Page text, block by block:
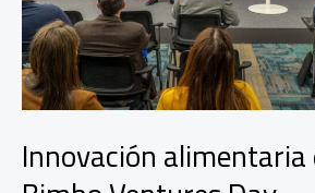
Innovación